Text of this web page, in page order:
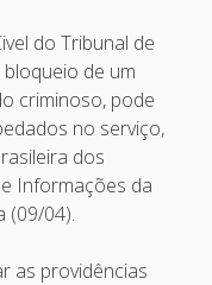
do Tribunal de
bloqueio de um
criminoso, pode
no serviço,
dos
Informações da
(09/04).
as providências